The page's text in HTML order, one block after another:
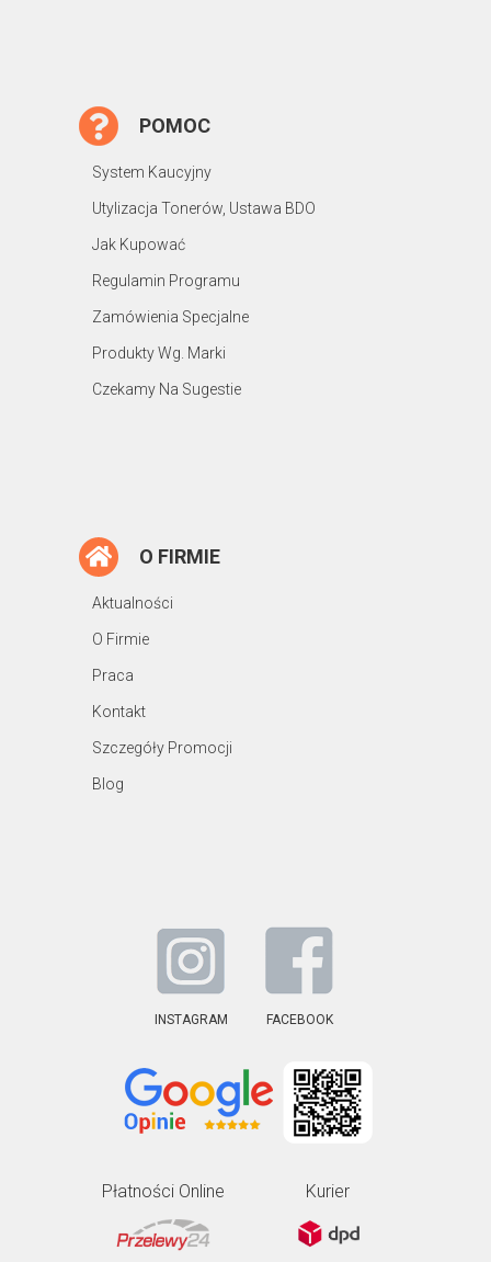
POMOC
System Kaucyjny
Utylizacja Tonerów, Ustawa BDO
Jak Kupować
Regulamin Programu
Zamówienia Specjalne
Produkty Wg. Marki
Czekamy Na Sugestie
O FIRMIE
Aktualności
O Firmie
Praca
Kontakt
Szczegóły Promocji
Blog
INSTAGRAM FACEBOOK
Płatności Online Kurier